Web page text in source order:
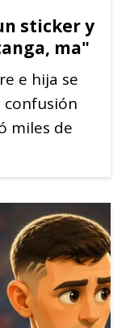
sticker y
ma"
e hija se
miles de